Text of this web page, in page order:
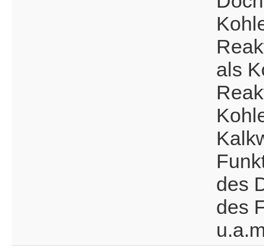
als
des
des